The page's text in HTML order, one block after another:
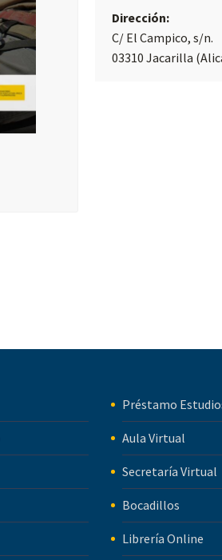
Dirección:
C/ El Campico, s/n.
03310 Jacarilla
Préstamo
Aula Virtual
Secretaría Virtual
Bocadillos
Librería Online